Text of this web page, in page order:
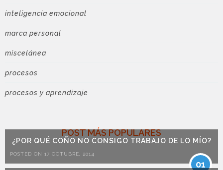
inteligencia emocional
marca personal
miscelánea
procesos
procesos y aprendizaje
POST MÁS POPULARES
¿POR QUÉ COÑO NO CONSIGO TRABAJO DE LO MÍO?
POSTED ON 17 OCTUBRE, 2014
01